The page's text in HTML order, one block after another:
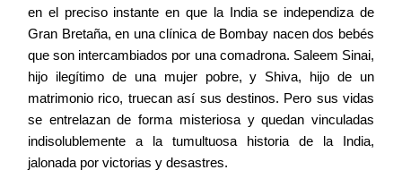
en el preciso instante en que la India se independiza de
Gran Bretaña, en una clínica de Bombay nacen dos bebés
que son intercambiados por una comadrona. Saleem Sinai,
hijo ilegítimo de una mujer pobre, y Shiva, hijo de un
matrimonio rico, truecan así sus destinos. Pero sus vidas
se entrelazan de forma misteriosa y quedan vinculadas
indisolublemente a la tumultuosa historia de la India,
jalonada por victorias y desastres.